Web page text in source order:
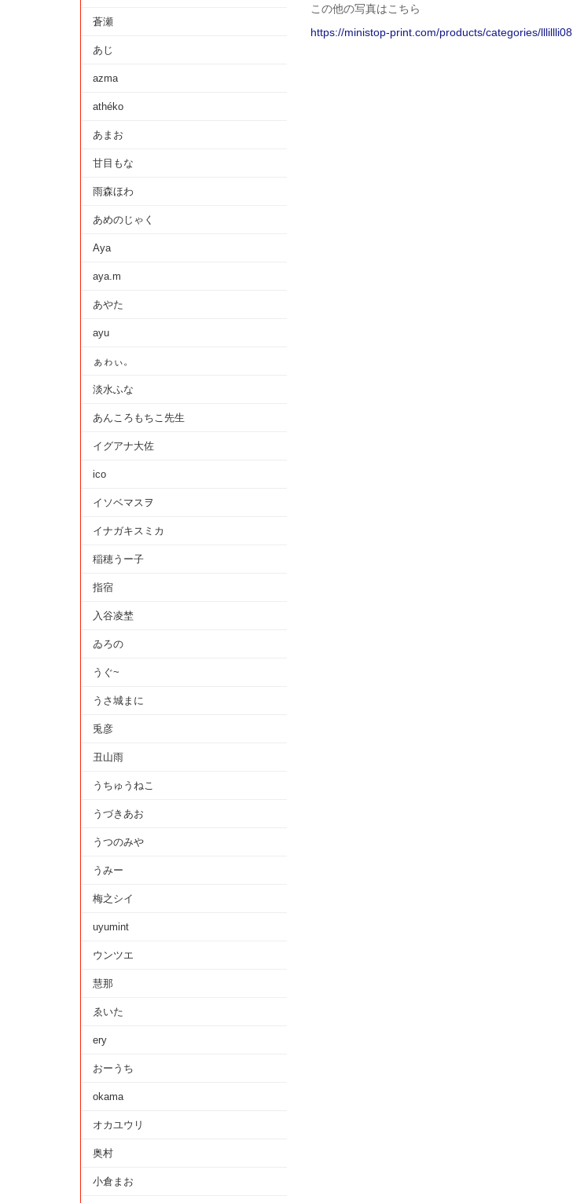
この他の写真はこちら
https://ministop-print.com/products/categories/lllillli08
蒼瀬
あじ
azma
athéko
あまお
甘目もな
雨森ほわ
あめのじゃく
Aya
aya.m
あやた
ayu
ぁゎぃ。
淡水ふな
あんころもちこ先生
イグアナ大佐
ico
イソベマスヲ
イナガキスミカ
稲穂うー子
指宿
入谷凌埜
ゐろの
うぐ~
うさ城まに
兎彦
丑山雨
うちゅうねこ
うづきあお
うつのみや
うみー
梅之シイ
uyumint
ウンツエ
慧那
ゑいた
ery
おーうち
okama
オカユウリ
奥村
小倉まお